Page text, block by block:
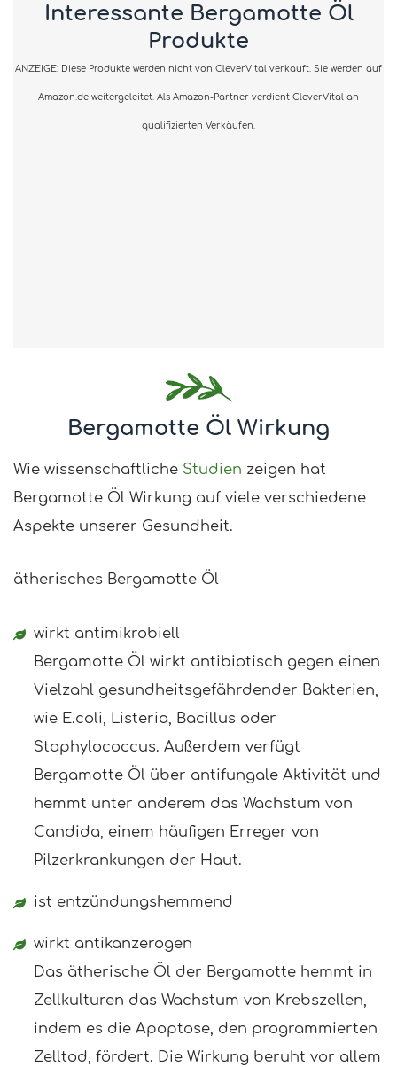
Interessante Bergamotte Öl
Produkte
ANZEIGE: Diese Produkte werden nicht von CleverVital verkauft. Sie werden auf
Amazon.de weitergeleitet. Als Amazon-Partner verdient CleverVital an
qualifizierten Verkäufen.
Bergamotte Öl Wirkung
Wie wissenschaftliche Studien zeigen hat
Bergamotte Öl Wirkung auf viele verschiedene
Aspekte unserer Gesundheit.
ätherisches Bergamotte Öl
wirkt antimikrobiell
Bergamotte Öl wirkt antibiotisch gegen einen
Vielzahl gesundheitsgefährdender Bakterien,
wie E.coli, Listeria, Bacillus oder
Staphylococcus. Außerdem verfügt
Bergamotte Öl über antifungale Aktivität und
hemmt unter anderem das Wachstum von
Candida, einem häufigen Erreger von
Pilzerkrankungen der Haut.
ist entzündungshemmend
wirkt antikanzerogen
Das ätherische Öl der Bergamotte hemmt in
Zellkulturen das Wachstum von Krebszellen,
indem es die Apoptose, den programmierten
Zelltod, fördert. Die Wirkung beruht vor allem